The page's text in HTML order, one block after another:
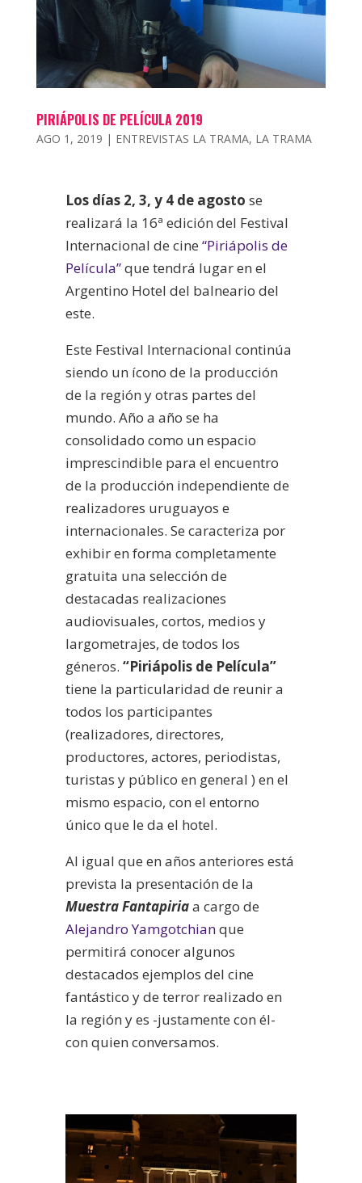
PIRIÁPOLIS DE PELÍCULA 2019
AGO 1, 2019 | ENTREVISTAS LA TRAMA, LA TRAMA
Los días 2, 3, y 4 de agosto se
realizará la 16ª edición del Festival
Internacional de cine “Piriápolis de
Película”que tendrá lugar en el
Argentino Hotel del balneario del
este.
Este Festival Internacional continúa
siendo un ícono de la producción
de la región y otras partes del
mundo. Año a año se ha
consolidado como un espacio
imprescindible para el encuentro
de la producción independiente de
realizadores uruguayos e
internacionales. Se caracteriza por
exhibir en forma completamente
gratuita una selección de
destacadas realizaciones
audiovisuales, cortos, medios y
largometrajes, de todos los
géneros. “Piriápolis de Película”
tiene la particularidad de reunir a
todos los participantes
(realizadores, directores,
productores, actores, periodistas,
turistas y público en general ) en el
mismo espacio, con el entorno
único que le da el hotel.
Al igual que en años anteriores está
prevista la presentación de la
Muestra Fantapiriaa cargo de
Alejandro Yamgotchianque
permitirá conocer algunos
destacados ejemplos del cine
fantástico y de terror realizado en
la región y es -justamente con él-
con quien conversamos.